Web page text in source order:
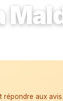
répondre aux avis.